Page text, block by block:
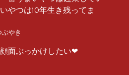
やつは10年生き残ってま
ぶやき
面ぶっかけしたい❤︎